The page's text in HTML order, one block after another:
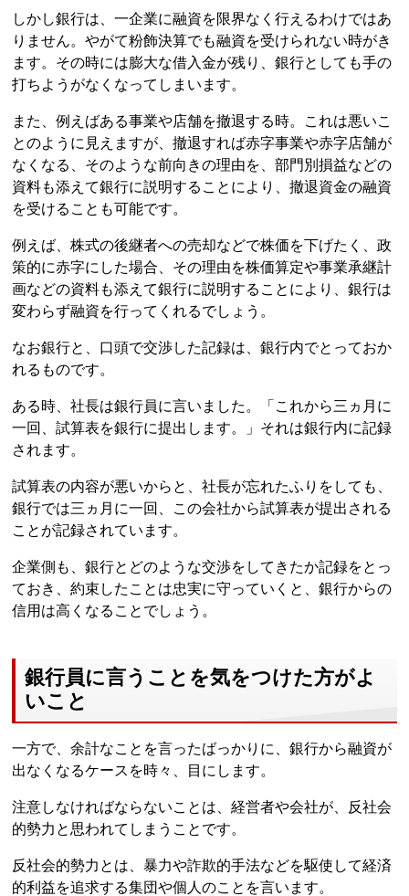
しかし銀行は、一企業に融資を限界なく行えるわけではあ
りません。やがて粉飾決算でも融資を受けられない時がき
ます。その時には膨大な借入金が残り、銀行としても手の
打ちようがなくなってしまいます。
また、例えばある事業や店舗を撤退する時。これは悪いこ
とのように見えますが、撤退すれば赤字事業や赤字店舗が
なくなる、そのような前向きの理由を、部門別損益などの
資料も添えて銀行に説明することにより、撤退資金の融資
を受けることも可能です。
例えば、株式の後継者への売却などで株価を下げたく、政
策的に赤字にした場合、その理由を株価算定や事業承継計
画などの資料も添えて銀行に説明することにより、銀行は
変わらず融資を行ってくれるでしょう。
なお銀行と、口頭で交渉した記録は、銀行内でとっておか
れるものです。
ある時、社長は銀行員に言いました。「これから三ヵ月に
一回、試算表を銀行に提出します。」それは銀行内に記録
されます。
試算表の内容が悪いからと、社長が忘れたふりをしても、
銀行では三ヵ月に一回、この会社から試算表が提出される
ことが記録されています。
企業側も、銀行とどのような交渉をしてきたか記録をとっ
ておき、約束したことは忠実に守っていくと、銀行からの
信用は高くなることでしょう。
銀行員に言うことを気をつけた方がよ
いこと
一方で、余計なことを言ったばっかりに、銀行から融資が
出なくなるケースを時々、目にします。
注意しなければならないことは、経営者や会社が、反社会
的勢力と思われてしまうことです。
反社会的勢力とは、暴力や詐欺的手法などを駆使して経済
的利益を追求する集団や個人のことを言います。